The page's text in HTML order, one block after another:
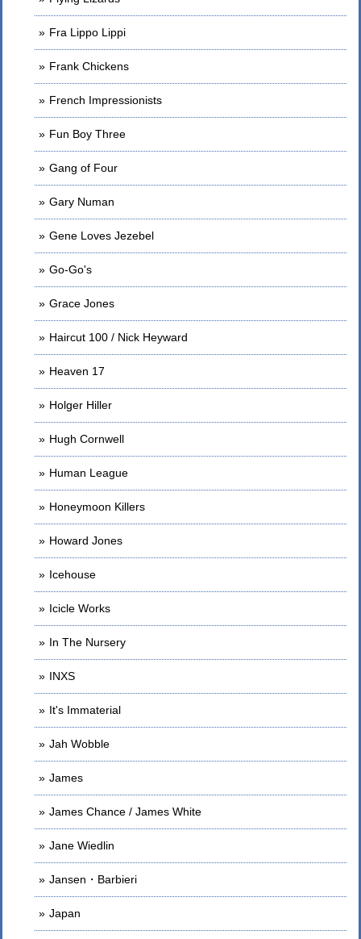
Fra Lippo Lippi
Frank Chickens
French Impressionists
Fun Boy Three
Gang of Four
Gary Numan
Gene Loves Jezebel
Go-Go's
Grace Jones
Haircut 100 / Nick Heyward
Heaven 17
Holger Hiller
Hugh Cornwell
Human League
Honeymoon Killers
Howard Jones
Icehouse
Icicle Works
In The Nursery
INXS
It's Immaterial
Jah Wobble
James
James Chance / James White
Jane Wiedlin
Jansen・Barbieri
Japan